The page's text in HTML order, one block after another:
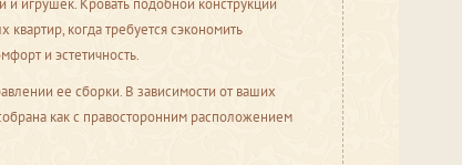
игрушек. Кровать подобной конструкции
когда требуется сэкономить
и эстетичность.
ее сборки. В зависимости от ваших
как с правосторонним расположением